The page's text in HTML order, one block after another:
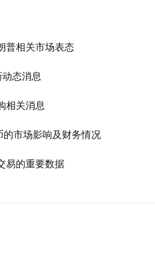
普相关市场表态
态消息
相关消息
市场影响及财务情况
易的重要数据